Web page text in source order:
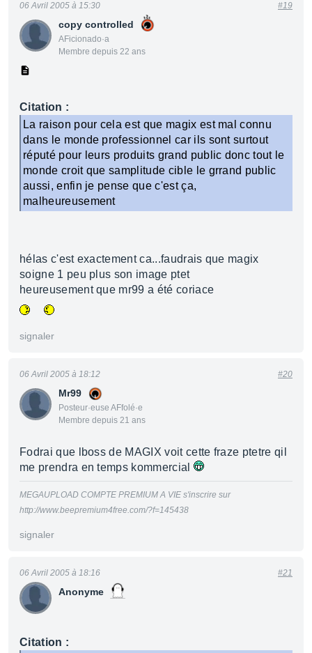
copy controlled
AFicionado·a
Membre depuis 22 ans
06 Avril 2005 à 15:30 #19
Citation :
La raison pour cela est que magix est mal connu
dans le monde professionnel car ils sont surtout
réputé pour leurs produits grand public donc tout le
monde croit que samplitude cible le grrand public
aussi, enfin je pense que c'est ça,
malheureusement
hélas c'est exactement ca...faudrais que magix
soigne 1 peu plus son image ptet
heureusement que mr99 a été coriace
signaler
Mr99
Posteur·euse AFfolé·e
Membre depuis 21 ans
06 Avril 2005 à 18:12 #20
Fodrai que lboss de MAGIX voit cette fraze ptetre qil
me prendra en temps kommercial
MEGAUPLOAD COMPTE PREMIUM A VIE s'inscrire sur
http://www.beepremium4free.com/?f=145438
signaler
Anonyme
06 Avril 2005 à 18:16 #21
Citation :